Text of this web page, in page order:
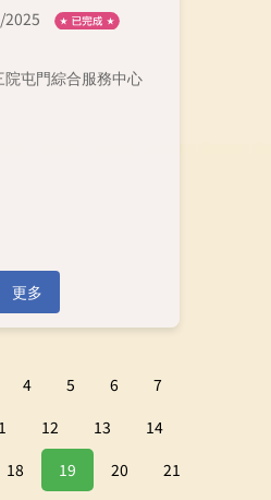
2025
院屯門綜合服務中心
更多
4 5 6
7
12 13
14
18 19 20
21